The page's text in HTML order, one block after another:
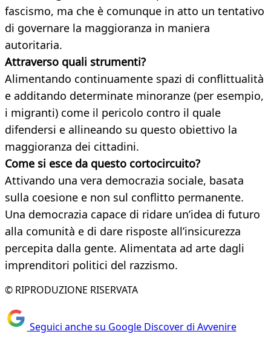
fascismo, ma che è comunque in atto un tentativo
di governare la maggioranza in maniera
autoritaria.
Attraverso quali strumenti?
Alimentando continuamente spazi di conflittualità
e additando determinate minoranze (per esempio,
i migranti) come il pericolo contro il quale
difendersi e allineando su questo obiettivo la
maggioranza dei cittadini.
Come si esce da questo cortocircuito?
Attivando una vera democrazia sociale, basata
sulla coesione e non sul conflitto permanente.
Una democrazia capace di ridare un’idea di futuro
alla comunità e di dare risposte all’insicurezza
percepita dalla gente. Alimentata ad arte dagli
imprenditori politici del razzismo.
© RIPRODUZIONE RISERVATA
Seguici anche su Google Discover di Avvenire